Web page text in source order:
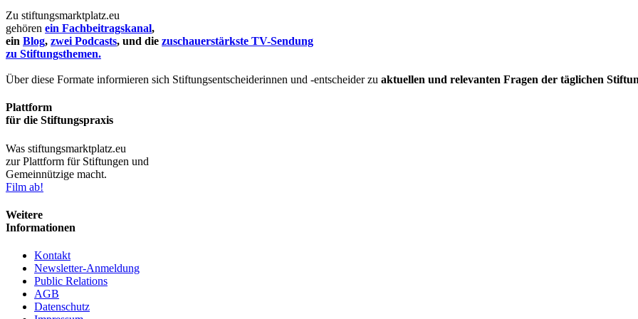
Zu stiftungsmarktplatz.eu
gehören ein Fachbeitragskanal,
ein Blog, zwei Podcasts, und die zuschauerstärkste TV-Sendung
zu Stiftungsthemen.
Über diese Formate informieren sich Stiftungsentscheiderinnen und -entscheider zu aktuellen und relevanten Fragen der täglichen
Plattform
für die Stiftungspraxis
Was stiftungsmarktplatz.eu
zur Plattform für Stiftungen und
Gemeinnützige macht.
Film ab!
Weitere
Informationen
Kontakt
Newsletter-Anmeldung
Public Relations
AGB
Datenschutz